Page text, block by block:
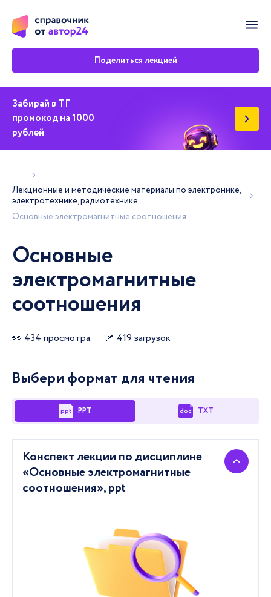
Поделиться лекцией
Забирай в ТГ
промокод на 1000
рублей
Показать больше хлебных крошек
...
Лекционные и методические материалы по электронике,
электротехнике, радиотехнике
Основные электромагнитные соотношения
Основные
электромагнитные
соотношения
👀 434 просмотра 📌 419 загрузок
Выбери формат для чтения
ppt PPT doc TXT
Конспект лекции по дисциплине
«Основные электромагнитные
соотношения»,ppt